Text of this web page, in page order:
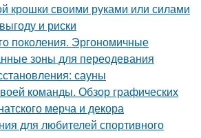
крошки своими руками или силами
и риски
поколения. Эргономичные
зоны для переодевания
сауны
команды. Обзор графических
мерча и декора
для любителей спортивного